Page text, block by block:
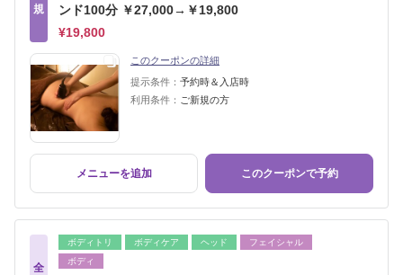
規
ンド100分 ￥27,000→￥19,800
¥19,800
このクーポンの詳細
提示条件： 予約時＆入店時
利用条件： ご新規の方
メニューを追加 このクーポンで予約
全
ボディトリ ボディケア ヘッド
フェイシャル
ボディ